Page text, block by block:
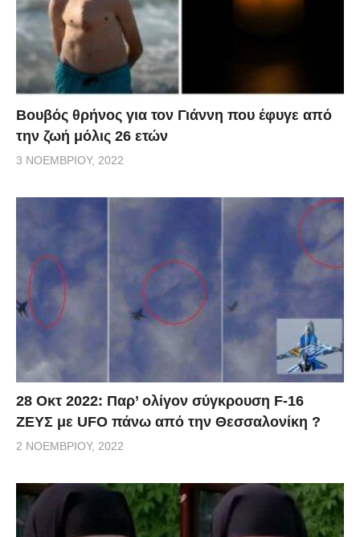
Βουβός θρήνος για τον Γιάννη που έφυγε από
την ζωή μόλις 26 ετών
3 ΝΟΕΜΒΡΊΟΥ, 2022
28 Οκτ 2022: Παρ’ ολίγον σύγκρουση F-16
ΖΕΥΣ με UFO πάνω από την Θεσσαλονίκη ?
2 ΝΟΕΜΒΡΊΟΥ, 2022